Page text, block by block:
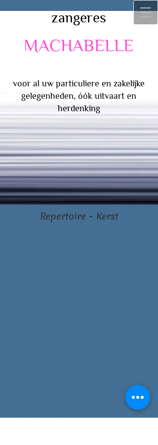
zangeres
MACHABELLE
voor al uw particuliere en zakelijke
gelegenheden, óók uitvaart en
herdenking
Repertoire - Kerst